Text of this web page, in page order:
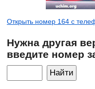
Открыть номер 164 с
Нужна другая
введите номер